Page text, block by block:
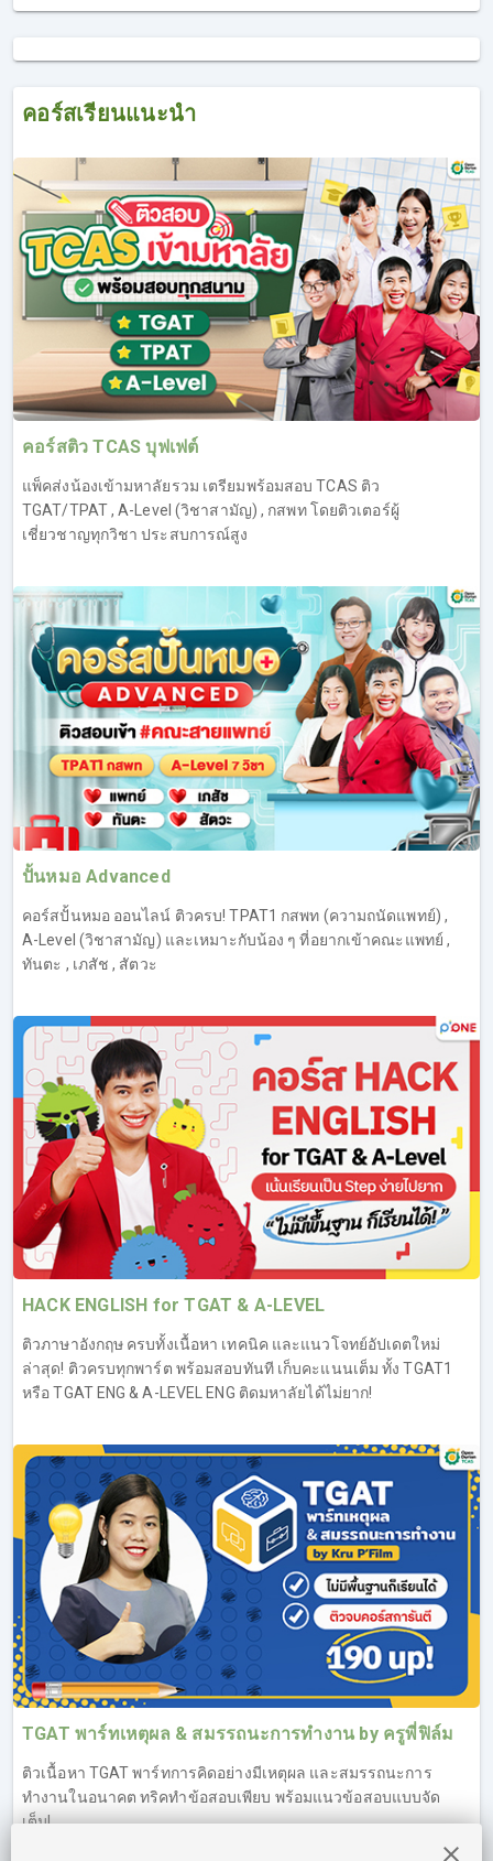
คอร์สเรียนแนะนำ
คอร์สติว TCAS บุฟเฟต์
แพ็คส่งน้องเข้ามหาลัยรวม เตรียมพร้อมสอบ TCAS ติว
TGAT/TPAT , A-Level (วิชาสามัญ) , กสพท โดยติวเตอร์ผู้
เชี่ยวชาญทุกวิชา ประสบการณ์สูง
ปั้นหมอ Advanced
คอร์สปั้นหมอ ออนไลน์ ติวครบ! TPAT1 กสพท (ความถนัดแพทย์) ,
A-Level (วิชาสามัญ) และเหมาะกับน้อง ๆ ที่อยากเข้าคณะแพทย์ ,
ทันตะ , เภสัช , สัตวะ
HACK ENGLISH for TGAT & A-LEVEL
ติวภาษาอังกฤษ ครบทั้งเนื้อหา เทคนิค และแนวโจทย์อัปเดตใหม่
ล่าสุด! ติวครบทุกพาร์ต พร้อมสอบทันที เก็บคะแนนเต็ม ทั้ง TGAT1
หรือ TGAT ENG & A-LEVEL ENG ติดมหาลัยได้ไม่ยาก!
TGAT พาร์ทเหตุผล & สมรรถนะการทำงาน by ครูพี่ฟิล์ม
ติวเนื้อหา TGAT พาร์ทการคิดอย่างมีเหตุผล และสมรรถนะการ
ทำงานในอนาคต ทริคทำข้อสอบเพียบ พร้อมแนวข้อสอบแบบจัด
เต็ม!